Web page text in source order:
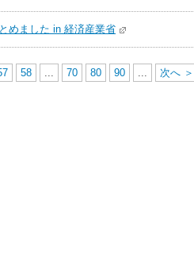
めました in 経済産業省
58 ... 70 80 90 ... 次へ ＞